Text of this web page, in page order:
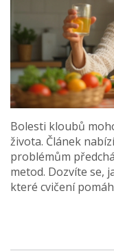
Bolesti kloubů
života. Článek
problémům
metod. Dozvíte se,
které cvičení